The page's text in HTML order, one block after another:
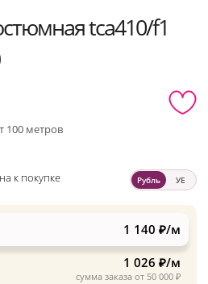
tca410/f1
100 метров
к покупке Рубль УЕ
1 140 ₽/м
сумма заказа от 50 000 ₽
1 026 ₽/м